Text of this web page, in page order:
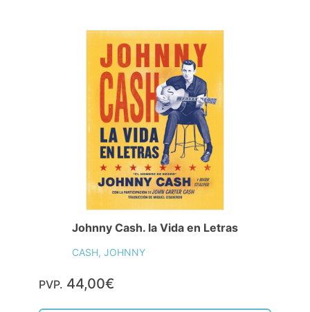
Johnny Cash. la Vida en Letras
CASH, JOHNNY
PVP. 44,00€